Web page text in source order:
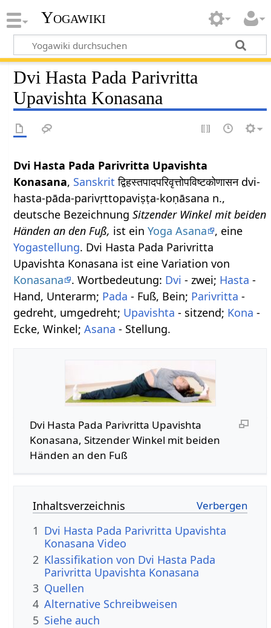
Yogawiki
Dvi Hasta Pada Parivritta
Upavishta Konasana
Dvi Hasta Pada Parivritta Upavishta
Konasana, Sanskrit द्विहस्तपादपरिवृत्तोपविष्टकोणासन dvi-
hasta-pāda-parivṛttopaviṣṭa-koṇāsana n.,
deutsche BezeichnungSitzender Winkel mit beiden
Händen an den Fuß, ist einYoga Asana
, eine
Yogastellung. Dvi Hasta Pada Parivritta
Upavishta Konasana ist eine Variation von
Konasana
. Wortbedeutung: Dvi - zwei; Hasta -
Hand, Unterarm; Pada - Fuß, Bein; Parivritta -
gedreht, umgedreht; Upavishta - sitzend; Kona -
Ecke, Winkel;Asana - Stellung.
Dvi Hasta Pada Parivritta Upavishta
Konasana, Sitzender Winkel mit beiden
Händen an den Fuß
Inhaltsverzeichnis
1 Dvi Hasta Pada Parivritta Upavishta
Konasana Video
2 Klassifikation von Dvi Hasta Pada
Parivritta Upavishta Konasana
3 Quellen
4 Alternative Schreibweisen
5 Siehe auch